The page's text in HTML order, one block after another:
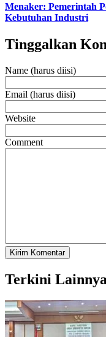
Menaker: Pemerintah
Kebutuhan Industri
Tinggalkan
Name (harus diisi)
Email (harus diisi)
Website
Comment
Terkini Lainnya